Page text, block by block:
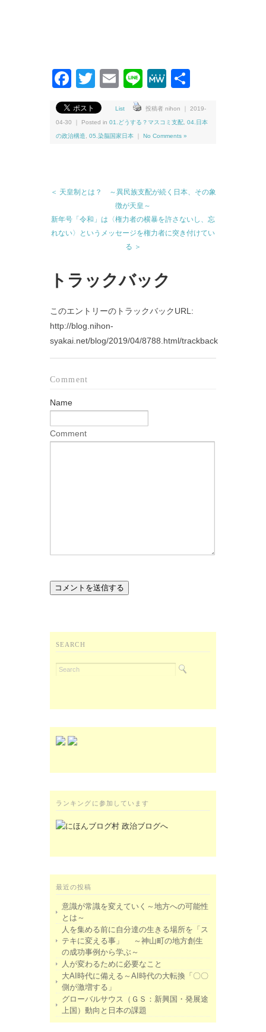
Facebook
Twitter
EmailLineMeWe
List 投稿者 nihon ｜ 2019-
04-30 ｜ Posted in 01.どうする？マスコミ支配 04.日本
の政治構造 05.染脳国家日本 No Comments »
＜ 天皇制とは？ ～異民族支配が続く日本、その象
徴が天皇～
新年号「令和」は〈権力者の横暴を許さないし、忘
れない〉というメッセージを権力者に突き付けてい
る ＞
トラックバック
このエントリーのトラックバックURL:
http://blog.nihon-
syakai.net/blog/2019/04/8788.html/trackback
Comment
Name
Comment
SEARCH
ランキングに参加しています
最近の投稿
意識が常識を変えていく～地方への可能性
とは～
人を集める前に自分達の生きる場所を「ス
テキに変える事」 ～神山町の地方創生
の成功事例から学ぶ～
人が変わるために必要なこと
大AI時代に備える～AI時代の大転換「〇〇
側が激増する」
グローバルサウス（ＧＳ：新興国・発展途
上国）動向と日本の課題